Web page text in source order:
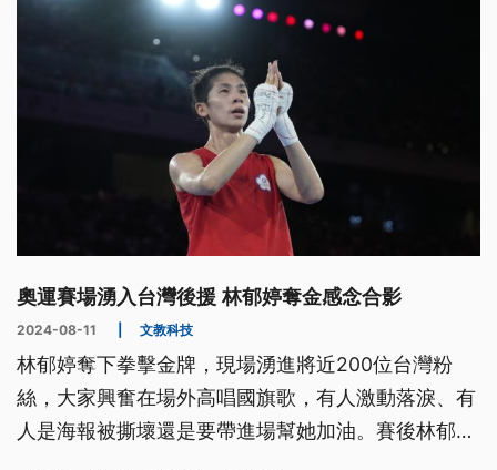
奧運賽場湧入台灣後援 林郁婷奪金感念合影
2024-08-11 文教科技
林郁婷奪下拳擊金牌，現場湧進將近200位台灣粉
絲，大家興奮在場外高唱國旗歌，有人激動落淚、有
人是海報被撕壞還是要帶進場幫她加油。賽後林郁婷